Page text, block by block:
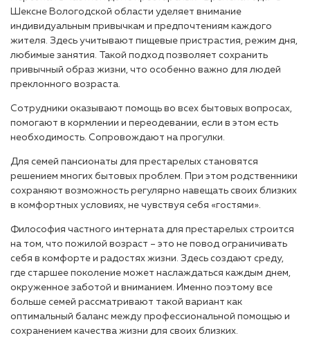
Шексне Вологодской области уделяет внимание
индивидуальным привычкам и предпочтениям каждого
жителя. Здесь учитывают пищевые пристрастия, режим дня,
любимые занятия. Такой подход позволяет сохранить
привычный образ жизни, что особенно важно для людей
преклонного возраста.
Сотрудники оказывают помощь во всех бытовых вопросах,
помогают в кормлении и переодевании, если в этом есть
необходимость. Сопровождают на прогулки.
Для семей пансионаты для престарелых становятся
решением многих бытовых проблем. При этом родственники
сохраняют возможность регулярно навещать своих близких
в комфортных условиях, не чувствуя себя «гостями».
Философия частного интерната для престарелых строится
на том, что пожилой возраст – это не повод ограничивать
себя в комфорте и радостях жизни. Здесь создают среду,
где старшее поколение может наслаждаться каждым днем,
окруженное заботой и вниманием. Именно поэтому все
больше семей рассматривают такой вариант как
оптимальный баланс между профессиональной помощью и
сохранением качества жизни для своих близких.